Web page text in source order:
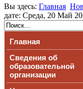
Вы здесь: Главная
дате: Среда, 20 Май
Главная
Сведения об
образовательной
организации